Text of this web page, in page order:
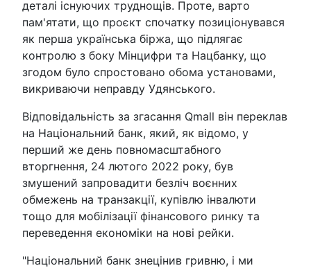
деталі існуючих труднощів. Проте, варто
пам'ятати, що проєкт спочатку позиціонувався
як перша українська біржа, що підлягає
контролю з боку Мінцифри та Нацбанку, що
згодом було спростовано обома установами,
викриваючи неправду Удянського.
Відповідальність за згасання Qmall він переклав
на Національний банк, який, як відомо, у
перший же день повномасштабного
вторгнення, 24 лютого 2022 року, був
змушений запровадити безліч воєнних
обмежень на транзакції, купівлю інвалюти
тощо для мобілізації фінансового ринку та
переведення економіки на нові рейки.
"Національний банк знецінив гривню, і ми